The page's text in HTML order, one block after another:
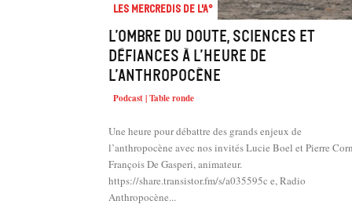
Les mercredis de l'A°
L’ombre du doute, sciences et
défiances à l’heure de
l’Anthropocène
Podcast | Table ronde
Une heure pour débattre des grands enjeux de
l’anthropocène avec nos invités Lucie Boel et Pierre
François De Gasperi, animateur.
https://share.transistor.fm/s/a035595c e, Radio
Anthropocène...